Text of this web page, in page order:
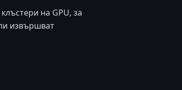
на GPU, за
извършват